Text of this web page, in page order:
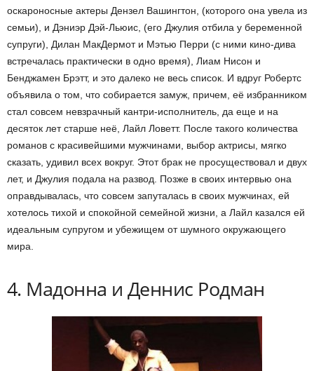
оскароносные актеры Дензел Вашингтон, (которого она увела из
семьи), и Дэниэр Дэй-Льюис, (его Джулия отбила у беременной
супруги), Дилан МакДермот и Мэтью Перри (с ними кино-дива
встречалась практически в одно время), Лиам Нисон и
Бенджамен Брэтт, и это далеко не весь список. И вдруг Робертс
объявила о том, что собирается замуж, причем, её избранником
стал совсем невзрачный кантри-исполнитель, да еще и на
десяток лет старше неё, Лайл Ловетт. После такого количества
романов с красивейшими мужчинами, выбор актрисы, мягко
сказать, удивил всех вокруг. Этот брак не просуществовал и двух
лет, и Джулия подала на развод. Позже в своих интервью она
оправдывалась, что совсем запуталась в своих мужчинах, ей
хотелось тихой и спокойной семейной жизни, а Лайл казался ей
идеальным супругом и убежищем от шумного окружающего
мира.
4. Мадонна и Деннис Родман